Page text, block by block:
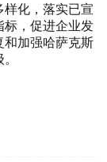
化，落实已宣
标，促进企业发
和加强哈萨克斯